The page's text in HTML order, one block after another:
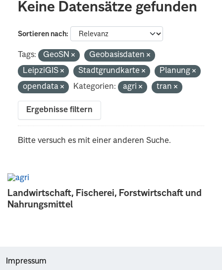
Landwirtschaft, Fischerei, Forstwirtschaft und
Nahrungsmittel
Keine Datensätze gefunden
Sortieren nach
Tags: GeoSN
Geobasisdaten
LeipziGIS
Stadtgrundkarte
Planung
opendata
Kategorien: agri tran
Ergebnisse filtern
Bitte versuch es mit einer anderen Suche.
Impressum